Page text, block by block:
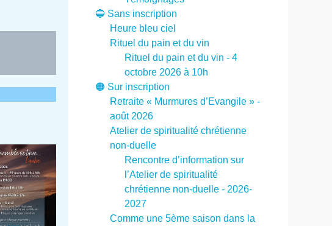
🔵 Sans inscription
Heure bleu ciel
Rituel du pain et du vin
Rituel du pain et du vin - 4
octobre 2026 à 10h
🟠 Sur inscription
Retraite « Murmures d’Evangile » -
août 2026
Atelier de spiritualité chrétienne
non-duelle
Rencontre d’information sur
l’Atelier de spiritualité
chrétienne non-duelle - 2026-
2027
Comme une 5ème saison dans la